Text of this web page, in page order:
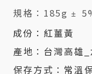
規格： 185g ±
成份 ：紅薑黃
產地：台灣高雄
保存方式：常溫